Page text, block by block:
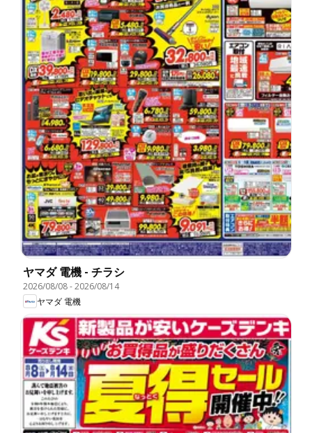
ヤマダ 電機 - チラシ
2026/08/08-2026/08/14
ヤマダ 電機